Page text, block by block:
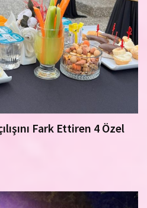
Fark Ettiren 4 Özel